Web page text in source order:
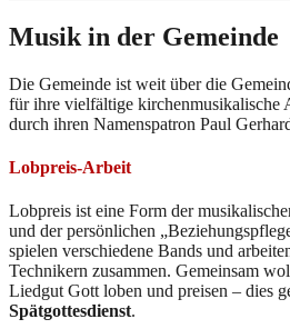
Musik in der Gemeinde
Die Gemeinde ist weit über die
für ihre vielfältige kirchenmusikalische
durch ihren Namenspatron Paul
Lobpreis-Arbeit
Lobpreis ist eine Form der
und der persönlichen
spielen verschiedene Bands und
Technikern zusammen. Gemeinsam
Liedgut Gott loben und preisen – dies
Spätgottesdienst.